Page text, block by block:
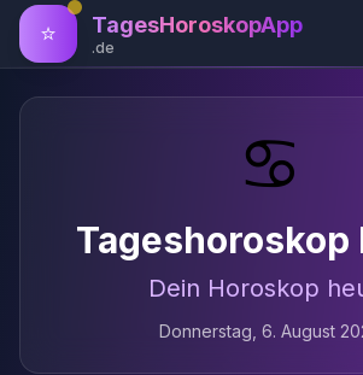
⭐ TagesHoroskopApp
.de
♋
Tageshoroskop
Dein Horoskop
Donnerstag, 6. August